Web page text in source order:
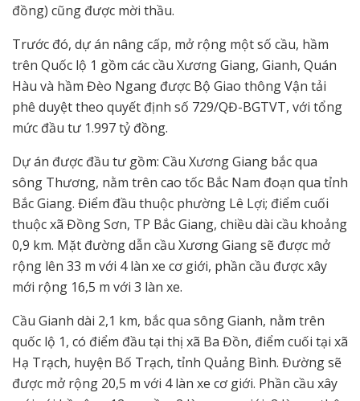
đồng) cũng được mời thầu.
Trước đó, dự án nâng cấp, mở rộng một số cầu, hầm
trên Quốc lộ 1 gồm các cầu Xương Giang, Gianh, Quán
Hàu và hầm Đèo Ngang được Bộ Giao thông Vận tải
phê duyệt theo quyết định số 729/QĐ-BGTVT, với tổng
mức đầu tư 1.997 tỷ đồng.
Dự án được đầu tư gồm: Cầu Xương Giang bắc qua
sông Thương, nằm trên cao tốc Bắc Nam đoạn qua tỉnh
Bắc Giang. Điểm đầu thuộc phường Lê Lợi; điểm cuối
thuộc xã Đồng Sơn, TP Bắc Giang, chiều dài cầu khoảng
0,9 km. Mặt đường dẫn cầu Xương Giang sẽ được mở
rộng lên 33 m với 4 làn xe cơ giới, phần cầu được xây
mới rộng 16,5 m với 3 làn xe.
Cầu Gianh dài 2,1 km, bắc qua sông Gianh, nằm trên
quốc lộ 1, có điểm đầu tại thị xã Ba Đồn, điểm cuối tại xã
Hạ Trạch, huyện Bố Trạch, tỉnh Quảng Bình. Đường sẽ
được mở rộng 20,5 m với 4 làn xe cơ giới. Phần cầu xây